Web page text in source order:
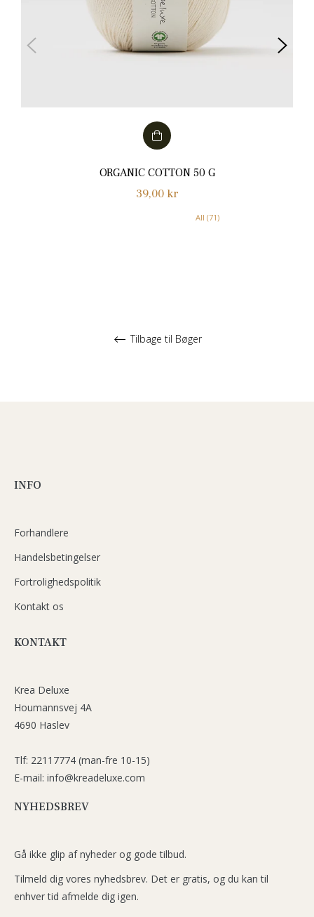
ORGANIC COTTON 50 G
Normalpris
39,00 kr
All (71)
Tilbage til Bøger
INFO
Forhandlere
Handelsbetingelser
Fortrolighedspolitik
Kontakt os
KONTAKT
Krea Deluxe
Houmannsvej 4A
4690 Haslev
Tlf: 22117774 (man-fre 10-15)
E-mail: info@kreadeluxe.com
NYHEDSBREV
Gå ikke glip af nyheder og gode tilbud.
Tilmeld dig vores nyhedsbrev. Det er gratis, og du kan til
enhver tid afmelde dig igen.